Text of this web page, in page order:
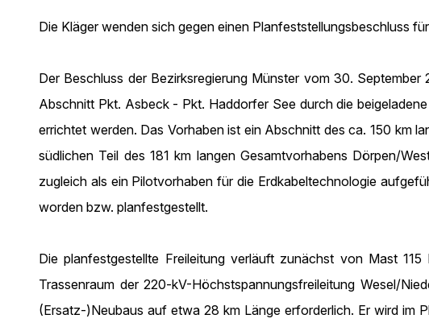
Die Kläger wenden sich gegen einen Planfeststellungsbeschluss
Der Beschluss der Bezirksregierung Münster vom 30.
Abschnitt Pkt. Asbeck - Pkt. Haddorfer See durch die
errichtet werden. Das Vorhaben ist ein Abschnitt des ca. 150 km
südlichen Teil des 181 km langen Gesamtvorhabens Dörpen/
zugleich als ein Pilotvorhaben für die Erdkabeltechnologie
worden bzw. planfestgestellt.
Die planfestgestellte Freileitung verläuft zunächst von Mast
Trassenraum der 220-kV-Höchstspannungsfreileitung Wesel/
(Ersatz-)Neubaus auf etwa 28 km Länge erforderlich. Er wird im